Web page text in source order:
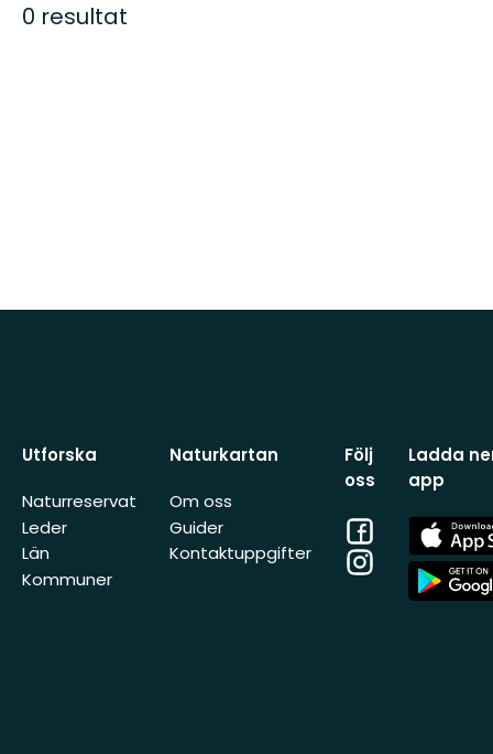
0 resultat
Utforska
Naturreservat
Leder
Län
Kommuner
Naturkartan
Om oss
Guider
Kontaktuppgifter
Följ
oss
Facebook
Instagram
Ladda
app
App
Store
App
Store